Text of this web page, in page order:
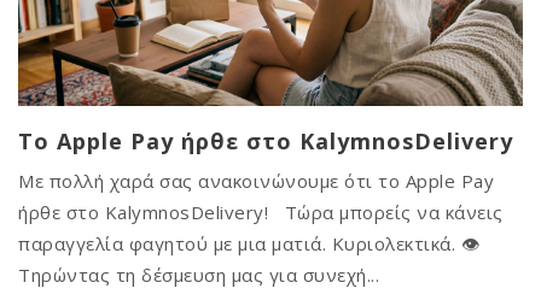
Το Apple Pay ήρθε στο KalymnosDelivery
Με πολλή χαρά σας ανακοινώνουμε ότι το Apple Pay
ήρθε στο KalymnosDelivery! Τώρα μπορείς να κάνεις
παραγγελία φαγητού με μια ματιά. Κυριολεκτικά. 👁️
Τηρώντας τη δέσμευση μας για συνεχή...